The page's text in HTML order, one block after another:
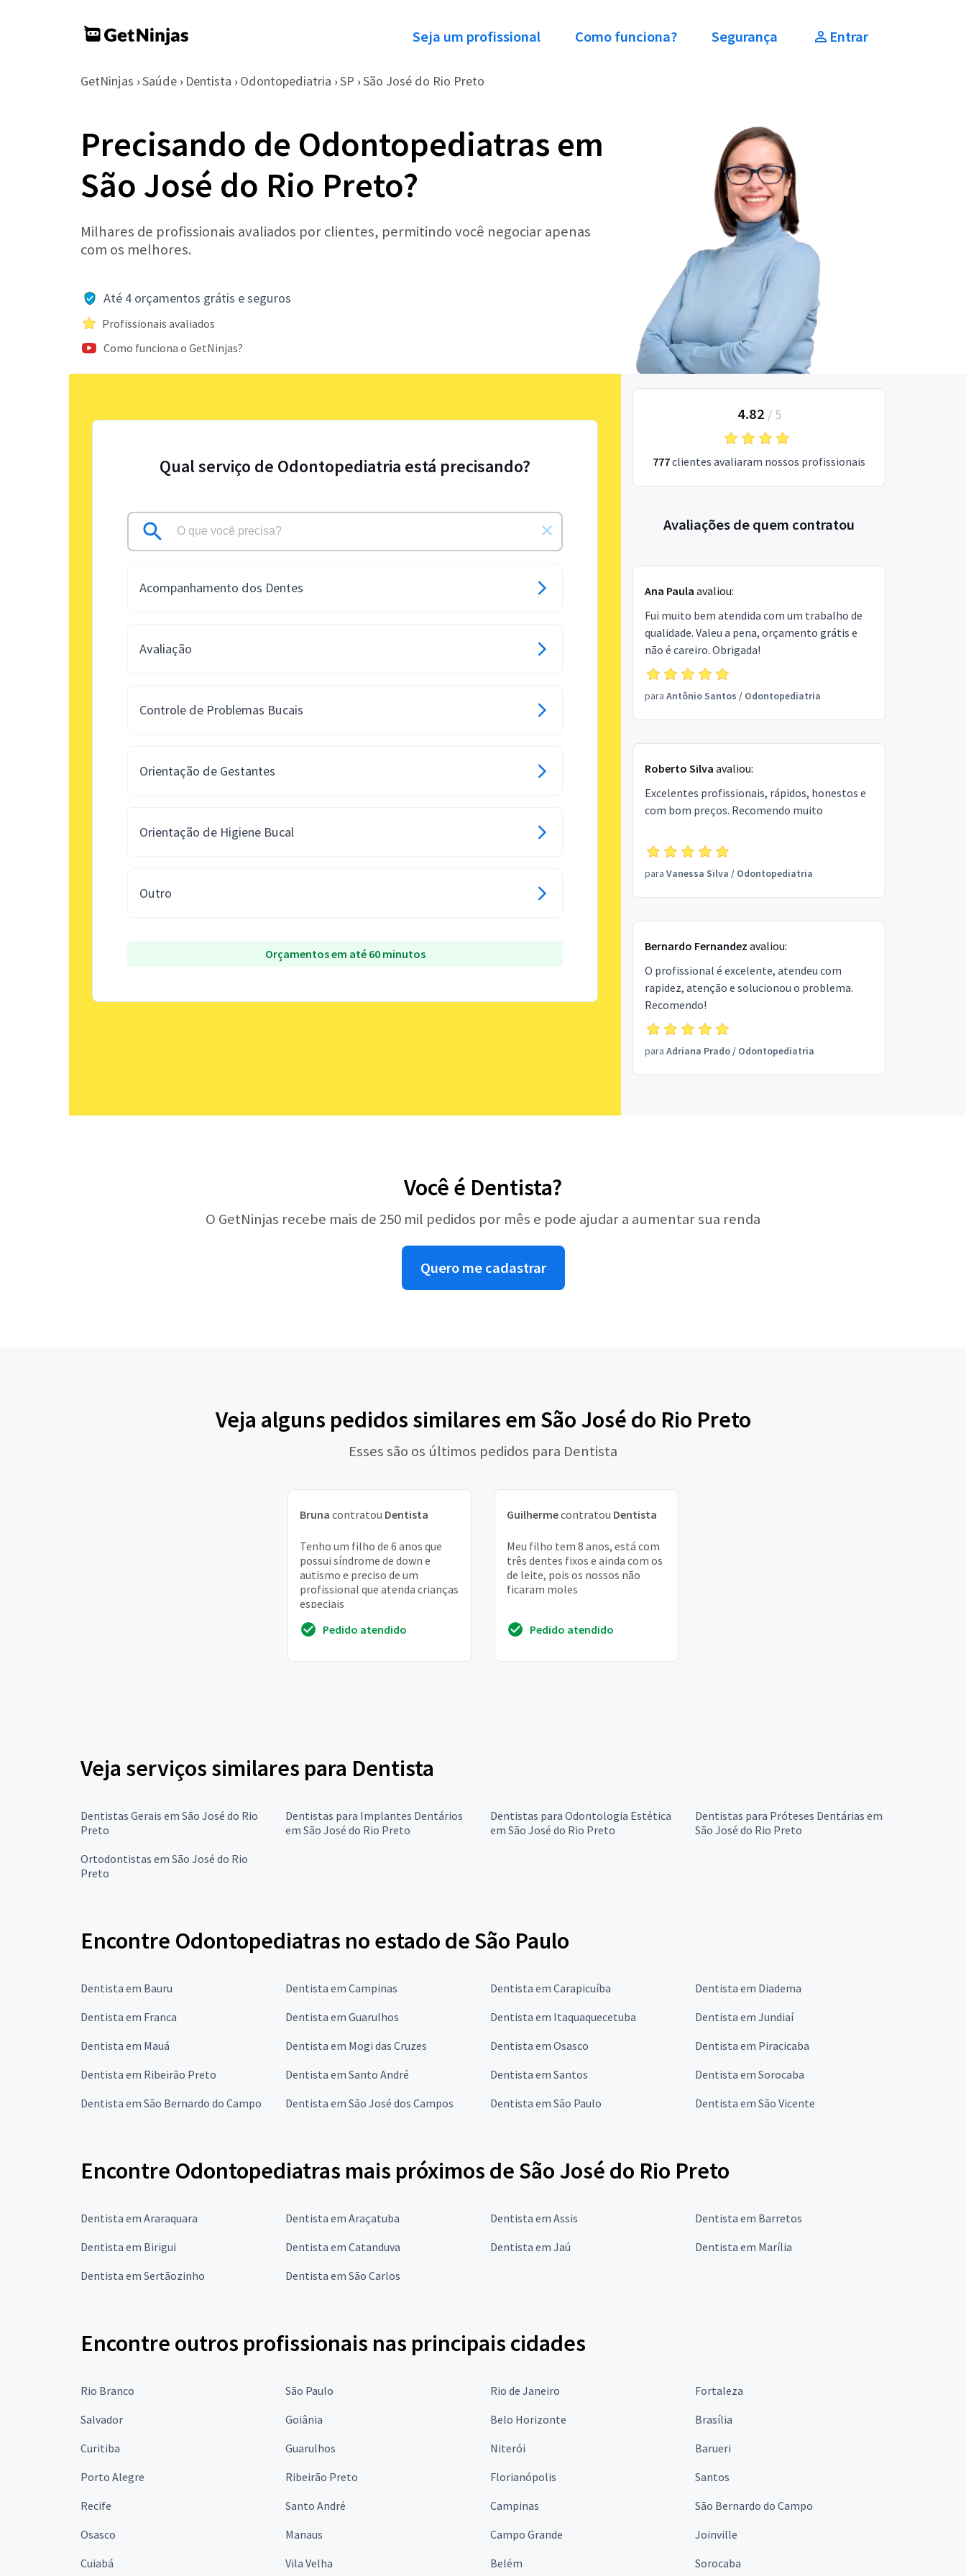
Seja um profissional Como funciona? Segurança Entrar
GetNinjas › Saúde › Dentista › Odontopediatria › SP › São José do Rio Preto
Precisando de Odontopediatras em
São José do Rio Preto?
Milhares de profissionais avaliados por clientes, permitindo você negociar apenas
com os melhores.
Até 4 orçamentos grátis e seguros
Profissionais avaliados
Como funciona o GetNinjas?
Qual serviço de Odontopediatria está precisando?
Acompanhamento dos Dentes
Avaliação
Controle de Problemas Bucais
Orientação de Gestantes
Orientação de Higiene Bucal
Outro
Orçamentos em até 60 minutos
4.82 / 5
777clientes avaliaram nossos profissionais
Avaliações de quem contratou
Ana Paula avaliou:
Fui muito bem atendida com um trabalho de
qualidade. Valeu a pena, orçamento grátis e
não é careiro. Obrigada!
para Antônio Santos / Odontopediatria
Roberto Silva avaliou:
Excelentes profissionais, rápidos, honestos e
com bom preços. Recomendo muito
para Vanessa Silva / Odontopediatria
Bernardo Fernandez avaliou:
O profissional é excelente, atendeu com
rapidez, atenção e solucionou o problema.
Recomendo!
para Adriana Prado/ Odontopediatria
Você é Dentista?
O GetNinjas recebe mais de 250 mil pedidos por mês e pode ajudar a aumentar sua renda
Quero me cadastrar
Veja alguns pedidos similares em São José do Rio Preto
Esses são os últimos pedidos para Dentista
Bruna contratou Dentista
Tenho um filho de 6 anos que
possui síndrome de down e
autismo e preciso de um
profissional que atenda crianças
especiais
Pedido atendido
Guilhermecontratou Dentista
Meu filho tem 8 anos, está com
três dentes fixos e ainda com os
de leite, pois os nossos não
ficaram moles
Pedido atendido
Veja serviços similares para Dentista
Dentistas Gerais em São José do Rio
Preto
Dentistas para Implantes Dentários
em São José do Rio Preto
Dentistas para Odontologia Estética
em São José do Rio Preto
Dentistas para Próteses Dentárias em
São José do Rio Preto
Ortodontistas em São José do Rio
Preto
Encontre Odontopediatras no estado de São Paulo
Dentista em Bauru Dentista em Campinas Dentista em Carapicuíba
Dentista em Diadema
Dentista em Franca
Dentista em Guarulhos Dentista em Itaquaquecetuba
Dentista em Jundiaí
Dentista em Mauá
Dentista em Mogi das Cruzes Dentista em Osasco
Dentista em Piracicaba
Dentista em Ribeirão Preto
Dentista em Santo André Dentista em Santos
Dentista em Sorocaba
Dentista em São Bernardo do Campo
Dentista em São José dos Campos Dentista em São Paulo Dentista em São Vicente
Encontre Odontopediatras mais próximos de São José do Rio Preto
Dentista em Araraquara Dentista em Araçatuba Dentista em Assis
Dentista em Barretos
Dentista em Birigui
Dentista em Catanduva Dentista em Jaú
Dentista em Marília
Dentista em Sertãozinho
Dentista em São Carlos
Encontre outros profissionais nas principais cidades
Rio Branco São Paulo Rio de Janeiro
Fortaleza
Salvador
Goiânia Belo Horizonte
Brasília
Curitiba
Guarulhos Niterói
Barueri
Porto Alegre
Ribeirão Preto Florianópolis
Santos
Recife
Santo André Campinas
São Bernardo do Campo
Osasco
Manaus Campo Grande
Joinville
Cuiabá
Vila Velha Belém Sorocaba